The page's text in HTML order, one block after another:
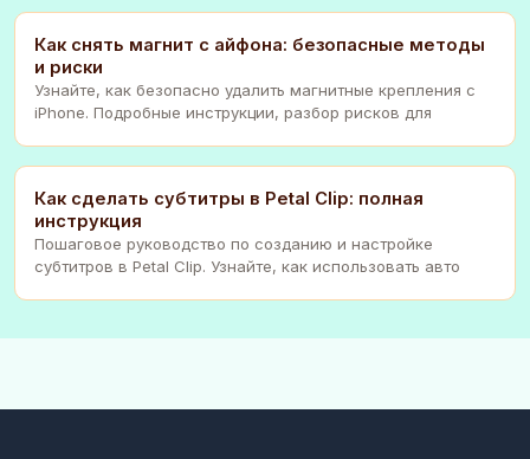
Как снять магнит с айфона: безопасные методы
и риски
Узнайте, как безопасно удалить магнитные крепления с
iPhone. Подробные инструкции, разбор рисков для
Как сделать субтитры в Petal Clip: полная
инструкция
Пошаговое руководство по созданию и настройке
субтитров в Petal Clip. Узнайте, как использовать авто